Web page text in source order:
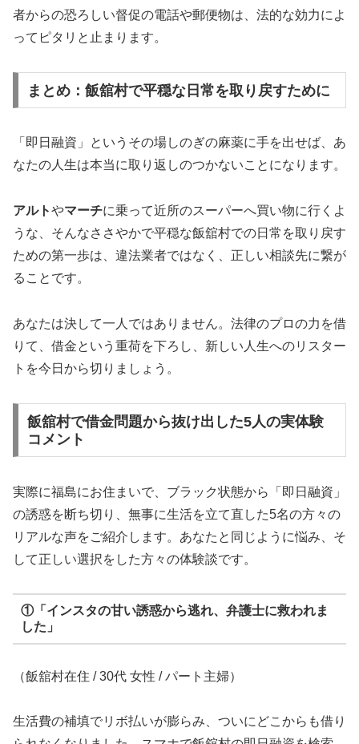
者からの恐ろしい督促の電話や郵便物は、法的な効力によ
ってピタリと止まります。
まとめ：飯舘村で平穏な日常を取り戻すために
「即日融資」というその場しのぎの麻薬に手を出せば、あ
なたの人生は本当に取り返しのつかないことになります。
アルトやマーチに乗って近所のスーパーへ買い物に行くよ
うな、そんなささやかで平穏な飯舘村での日常を取り戻す
ための第一歩は、違法業者ではなく、正しい相談先に繋が
ることです。
あなたは決して一人ではありません。法律のプロの力を借
りて、借金という重荷を下ろし、新しい人生へのリスター
トを今日から切りましょう。
飯舘村で借金問題から抜け出した5人の実体験
コメント
実際に福島にお住まいで、ブラック状態から「即日融資」
の誘惑を断ち切り、無事に生活を立て直した5名の方々の
リアルな声をご紹介します。あなたと同じように悩み、そ
して正しい選択をした方々の体験談です。
①「インスタの甘い誘惑から逃れ、弁護士に救われま
した」
（飯舘村在住 / 30代 女性 / パート主婦）
生活費の補填でリボ払いが膨らみ、ついにどこからも借り